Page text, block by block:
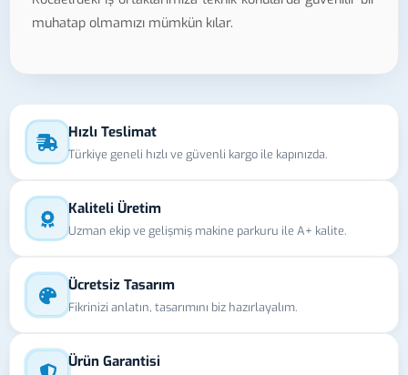
muhatap olmamızı mümkün kılar.
Hızlı Teslimat
Türkiye geneli hızlı ve güvenli kargo ile kapınızda.
Kaliteli Üretim
Uzman ekip ve gelişmiş makine parkuru ile A+ kalite.
Ücretsiz Tasarım
Fikrinizi anlatın, tasarımını biz hazırlayalım.
Ürün Garantisi